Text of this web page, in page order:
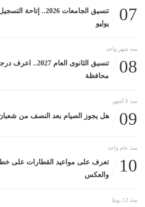
07
يوليو
منذ شهر واحد
08
محافظة
منذ 6 أشهر
09 هل يجوز الصيام بعد النصف من
منذ عام واحد
10
تعرف على مواعيد القطارات على خط
والعكس
منذ 12 يومًا